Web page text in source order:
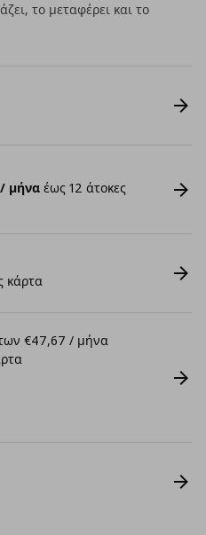
το μεταφέρει και το
μήνα έως 12 άτοκες
κάρτα
€47,67 / μήνα